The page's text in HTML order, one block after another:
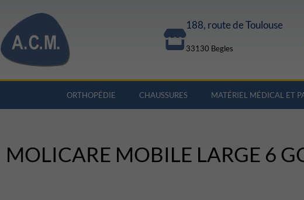
188, route de Toulouse
33130 Begles
ORTHOPÉDIE CHAUSSURES MATÉRIEL MÉDICAL ET
MOLICARE MOBILE LARGE 6